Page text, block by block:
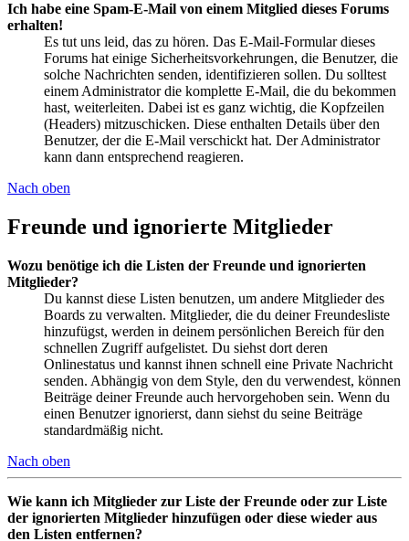
Ich habe eine Spam-E-Mail von einem Mitglied dieses Forums
erhalten!
Es tut uns leid, das zu hören. Das E-Mail-Formular dieses
Forums hat einige Sicherheitsvorkehrungen, die Benutzer, die
solche Nachrichten senden, identifizieren sollen. Du solltest
einem Administrator die komplette E-Mail, die du bekommen
hast, weiterleiten. Dabei ist es ganz wichtig, die Kopfzeilen
(Headers) mitzuschicken. Diese enthalten Details über den
Benutzer, der die E-Mail verschickt hat. Der Administrator
kann dann entsprechend reagieren.
Nach oben
Freunde und ignorierte Mitglieder
Wozu benötige ich die Listen der Freunde und ignorierten
Mitglieder?
Du kannst diese Listen benutzen, um andere Mitglieder des
Boards zu verwalten. Mitglieder, die du deiner Freundesliste
hinzufügst, werden in deinem persönlichen Bereich für den
schnellen Zugriff aufgelistet. Du siehst dort deren
Onlinestatus und kannst ihnen schnell eine Private Nachricht
senden. Abhängig von dem Style, den du verwendest, können
Beiträge deiner Freunde auch hervorgehoben sein. Wenn du
einen Benutzer ignorierst, dann siehst du seine Beiträge
standardmäßig nicht.
Nach oben
Wie kann ich Mitglieder zur Liste der Freunde oder zur Liste
der ignorierten Mitglieder hinzufügen oder diese wieder aus
den Listen entfernen?